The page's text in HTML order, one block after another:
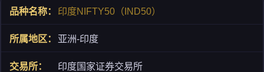
印度NIFTY50（IND50）
亚洲-印度
印度国家证券交易所